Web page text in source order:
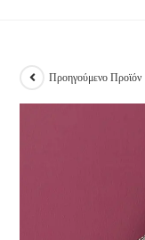
Προηγούμενο Προϊόν